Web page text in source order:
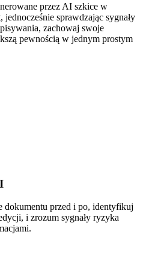
przez AI szkice w
sprawdzając sygnały
zachowaj swoje
pewnością w jednym prostym
dokumentu przed i po, identyfikuj
i zrozum sygnały ryzyka